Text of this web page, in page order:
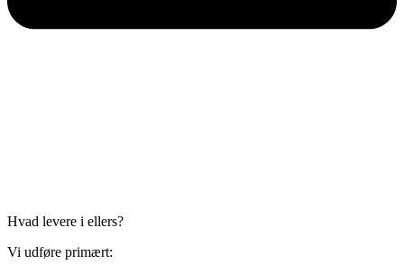
Hvad levere i ellers?
Vi udføre primært: